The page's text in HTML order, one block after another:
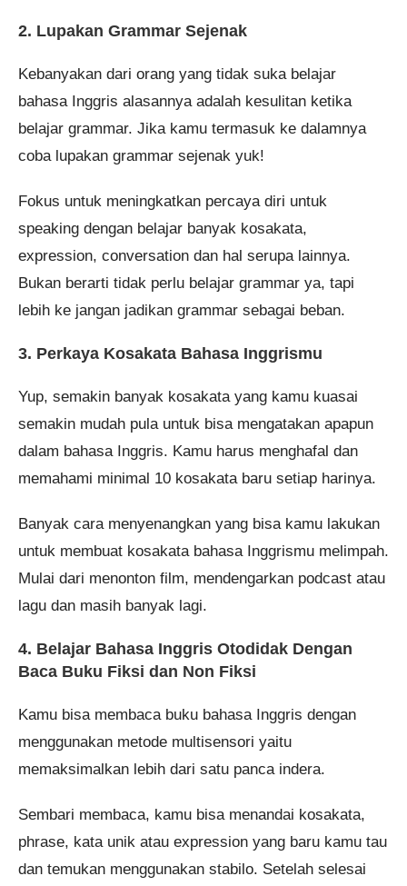
2. Lupakan Grammar Sejenak
Kebanyakan dari orang yang tidak suka belajar
bahasa Inggris alasannya adalah kesulitan ketika
belajar grammar. Jika kamu termasuk ke dalamnya
coba lupakan grammar sejenak yuk!
Fokus untuk meningkatkan percaya diri untuk
speaking dengan belajar banyak kosakata,
expression, conversation dan hal serupa lainnya.
Bukan berarti tidak perlu belajar grammar ya, tapi
lebih ke jangan jadikan grammar sebagai beban.
3. Perkaya Kosakata Bahasa Inggrismu
Yup, semakin banyak kosakata yang kamu kuasai
semakin mudah pula untuk bisa mengatakan apapun
dalam bahasa Inggris. Kamu harus menghafal dan
memahami minimal 10 kosakata baru setiap harinya.
Banyak cara menyenangkan yang bisa kamu lakukan
untuk membuat kosakata bahasa Inggrismu melimpah.
Mulai dari menonton film, mendengarkan podcast atau
lagu dan masih banyak lagi.
4. Belajar Bahasa Inggris Otodidak Dengan
Baca Buku Fiksi dan Non Fiksi
Kamu bisa membaca buku bahasa Inggris dengan
menggunakan metode multisensori yaitu
memaksimalkan lebih dari satu panca indera.
Sembari membaca, kamu bisa menandai kosakata,
phrase, kata unik atau expression yang baru kamu tau
dan temukan menggunakan stabilo. Setelah selesai